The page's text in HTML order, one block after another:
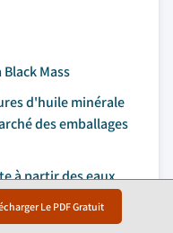
Le PDF Gratuit
Mass
d'huile minérale
des emballages
à partir des eaux